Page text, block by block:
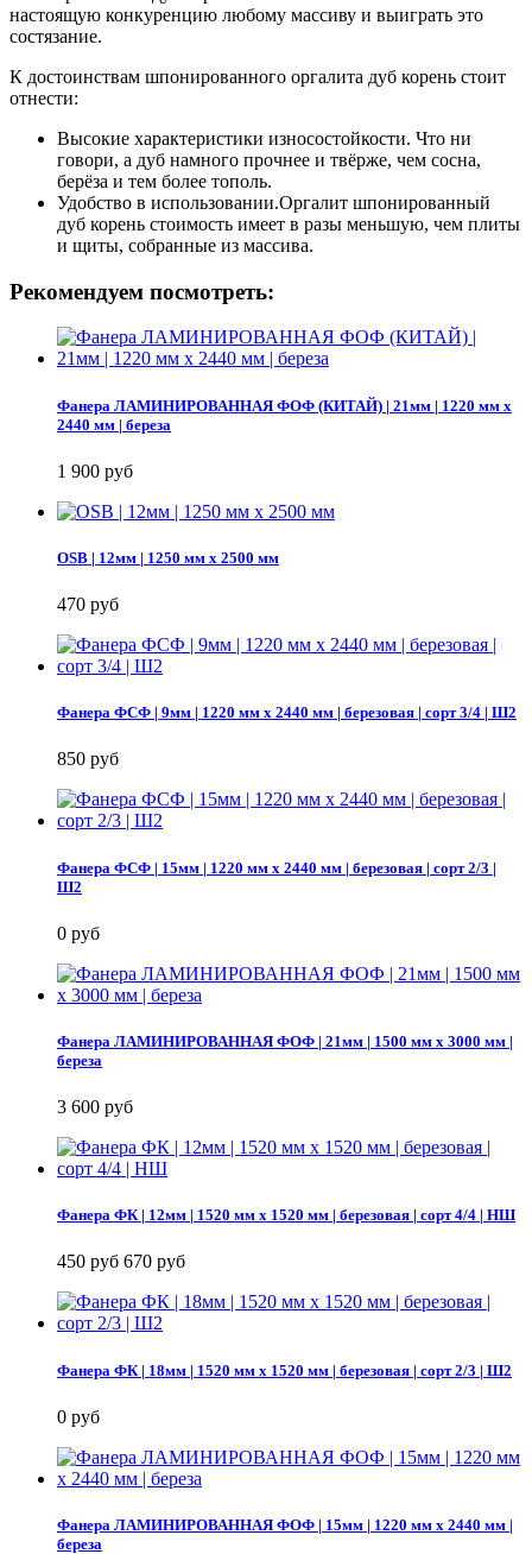
настоящую конкуренцию любому массиву и выиграть это
состязание.
К достоинствам шпонированного оргалита дуб корень стоит
отнести:
Высокие характеристики износостойкости. Что ни
говори, а дуб намного прочнее и твёрже, чем сосна,
берёза и тем более тополь.
Удобство в использовании.Оргалит шпонированный
дуб корень стоимость имеет в разы меньшую, чем плиты
и щиты, собранные из массива.
Рекомендуем посмотреть:
Фанера ЛАМИНИРОВАННАЯ ФОФ (КИТАЙ) | 21мм | 1220 мм х
2440 мм | береза
1 900 руб
OSB | 12мм | 1250 мм х 2500 мм
470 руб
Фанера ФСФ | 9мм | 1220 мм х 2440 мм | березовая | сорт 3/4 | Ш2
850 руб
Фанера ФСФ | 15мм | 1220 мм х 2440 мм | березовая | сорт 2/3 |
Ш2
0 руб
Фанера ЛАМИНИРОВАННАЯ ФОФ | 21мм | 1500 мм х 3000 мм |
береза
3 600 руб
Фанера ФК | 12мм | 1520 мм х 1520 мм | березовая | сорт 4/4 | НШ
450 руб 670 руб
Фанера ФК | 18мм | 1520 мм х 1520 мм | березовая | сорт 2/3 | Ш2
0 руб
Фанера ЛАМИНИРОВАННАЯ ФОФ | 15мм | 1220 мм х 2440 мм |
береза